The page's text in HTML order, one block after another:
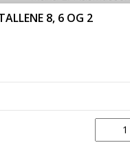
8, 6 OG 2